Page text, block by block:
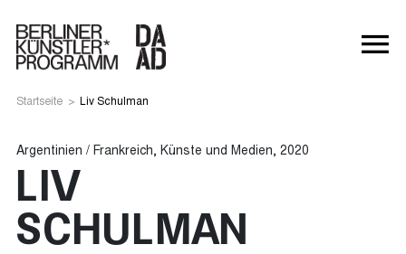
Startseite > Liv Schulman
Argentinien / Frankreich, Künste und Medien, 2020
LIV
SCHULMAN